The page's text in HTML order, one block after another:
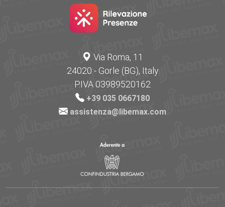
Via Roma, 11
24020 - Gorle (BG), Italy
P.IVA 03989520162
+39 035 0667180
assistenza@libemax.com